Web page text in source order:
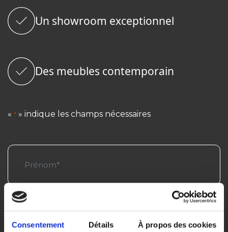
Consentement Détails À propos des cookies
Un showroom exceptionnel
Des meubles contemporain
« * » indique les champs nécessaires
Prénom
Nom*